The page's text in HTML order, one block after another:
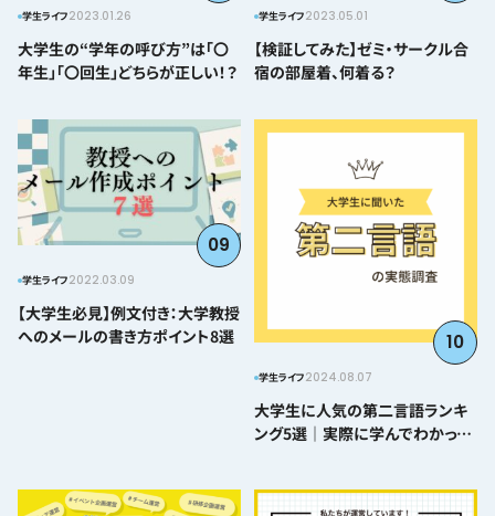
学生ライフ2023.01.26
大学生の“学年の呼び方”は「〇
年生」「〇回生」どちらが正しい！？
学生ライフ2023.05.01
【検証してみた】ゼミ・サークル合
宿の部屋着、何着る？
09
学生ライフ2022.03.09
【大学生必見】例文付き：大学教授
へのメールの書き方ポイント8選
10
学生ライフ2024.08.07
大学生に人気の第二言語ランキ
ング5選｜実際に学んでわかった